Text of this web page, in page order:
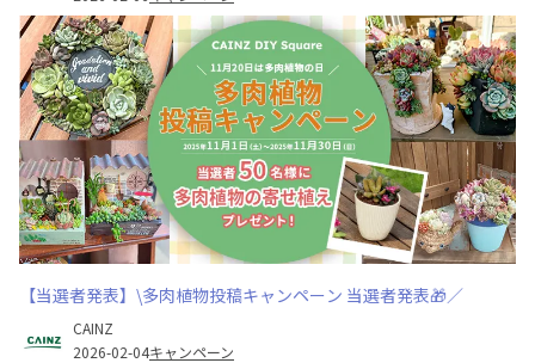
【当選者発表】\多肉植物投稿キャンペーン 当選者発表🎁／
CAINZ
2026-02-04キャンペーン